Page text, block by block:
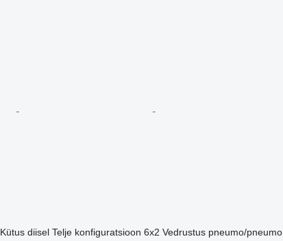
Kütus diisel Telje konfiguratsioon 6x2 Vedrustus pneumo/pneumo